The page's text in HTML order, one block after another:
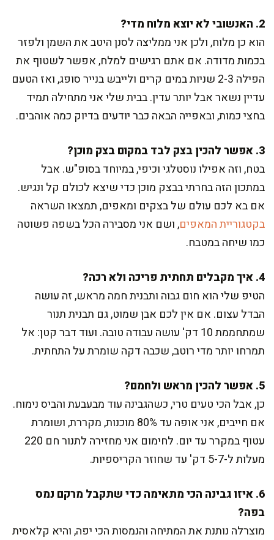
2. האנשובי לא יוצא מלוח מדי?
הוא כן מלוח, ולכן אני ממליצה לסנן היטב את השמן ולפזר
בכמות מדודה. אם אתם רגישים למלח, אפשר לשטוף את
הפילה 2-3 שניות במים קרים ולייבש בנייר סופג, ואז הטעם
עדיין נשאר אבל יותר עדין. בבית שלי אני מתחילה תמיד
בחצי כמות, ובאפייה הבאה כבר יודעים בדיוק כמה אוהבים.
3. אפשר להכין בצק לבד במקום בצק מוכן?
בטח, וזה אפילו נוסטלגי וכיפי, במיוחד בסופ"ש. אבל
במתכון הזה בחרתי בבצק מוכן כדי שיצא לכולם קל ונגיש.
אם בא לכם עולם של בצקים ומאפים, תמצאו השראה
בקטגוריית המאפים, ושם אני מסבירה הכל בשפה פשוטה
כמו שיחה במטבח.
4. איך מקבלים תחתית פריכה ולא רכה?
הטיפ שלי הוא חום גבוה ותבנית חמה מראש, זה עושה
הבדל עצום. אם אין לכם אבן שמוט, גם תבנית תנור
שמתחממת 10 דק' עושה עבודה טובה. ועוד דבר קטן: אל
תמרחו יותר מדי רוטב, שכבה דקה שומרת על התחתית.
5. אפשר להכין מראש ולחמם?
כן, אבל הכי טעים טרי, כשהגבינה עוד מבעבעת והביס נימוח.
אם חייבים, אני אופה עד 80% מוכנות, מקררת, ושומרת
עטוף במקרר עד יום. לחימום אני מחזירה לתנור חם 220
מעלות ל-5-7 דק' עד שחוזר הקריספיות.
6. איזו גבינה הכי מתאימה כדי שתקבל מרקם נמס
בפה?
מוצרלה נותנת את המתיחה והנמסות הכי יפה, והיא קלאסית